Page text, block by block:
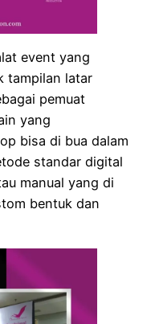
event yang
tampilan latar
pemuat
yang
bisa di bua dalam
standar digital
manual yang di
bentuk dan